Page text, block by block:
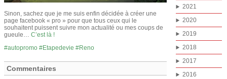
Sinon, sachez que je me suis enfin décidée à créer une
page facebook « pro » pour que tous ceux qui le
souhaitent puissent suivre mon actualité ou mes coups de
gueule… C’est là !
autopromo
Etapedevie Reno
Commentaires
2021
2020
2019
2018
2017
2016